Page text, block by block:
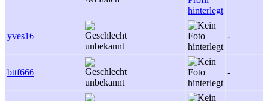
yves16 -
bttf666 -